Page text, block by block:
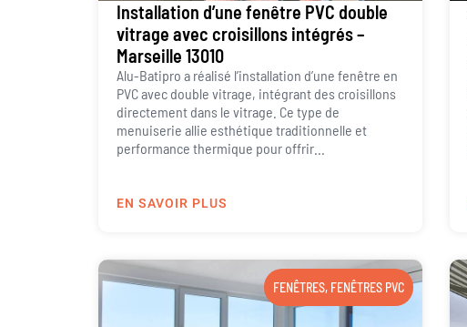
Installation d’une fenêtre PVC double
vitrage avec croisillons intégrés –
Marseille 13010
Alu-Batipro a réalisé l’installation d’une fenêtre en
PVC avec double vitrage, intégrant des croisillons
directement dans le vitrage. Ce type de
menuiserie allie esthétique traditionnelle et
performance thermique pour offrir...
EN SAVOIR PLUS
FENÊTRES, FENÊTRES PVC